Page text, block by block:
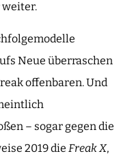
weiter.
Neue überraschen
offenbaren. Und
– sogar gegen die
2019 die Freak X,